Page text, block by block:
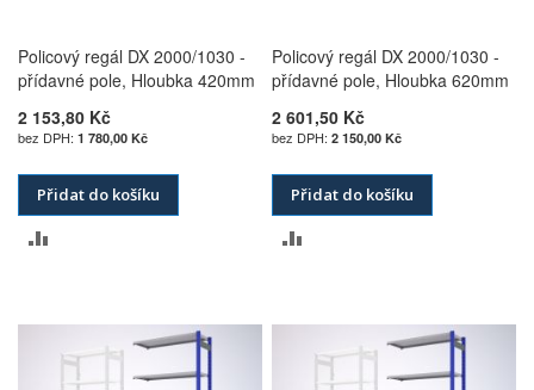
Policový regál DX 2000/1030 -
přídavné pole, Hloubka 420mm
2 153,80 Kč
1 780,00 Kč
Přidat do košíku
POROVNÁNÍ
Policový regál DX 2000/1030 -
přídavné pole, Hloubka 620mm
2 601,50 Kč
2 150,00 Kč
Přidat do košíku
POROVNÁNÍ